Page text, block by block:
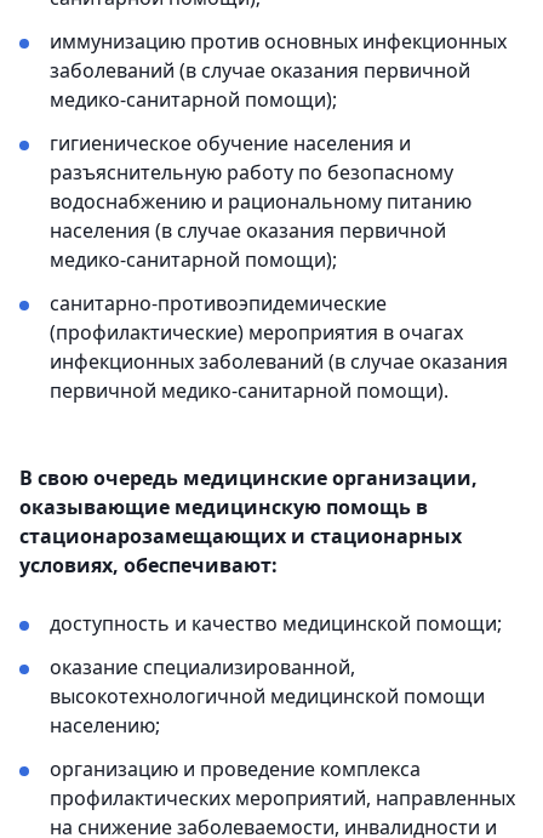
иммунизацию против основных инфекционных
заболеваний (в случае оказания первичной
медико-санитарной помощи);
гигиеническое обучение населения и
разъяснительную работу по безопасному
водоснабжению и рациональному питанию
населения (в случае оказания первичной
медико-санитарной помощи);
санитарно-противоэпидемические
(профилактические) мероприятия в очагах
инфекционных заболеваний (в случае оказания
первичной медико-санитарной помощи).
В свою очередь медицинские организации,
оказывающие медицинскую помощь в
стационарозамещающих и стационарных
условиях, обеспечивают:
доступность и качество медицинской помощи;
оказание специализированной,
высокотехнологичной медицинской помощи
населению;
организацию и проведение комплекса
профилактических мероприятий, направленных
на снижение заболеваемости, инвалидности и